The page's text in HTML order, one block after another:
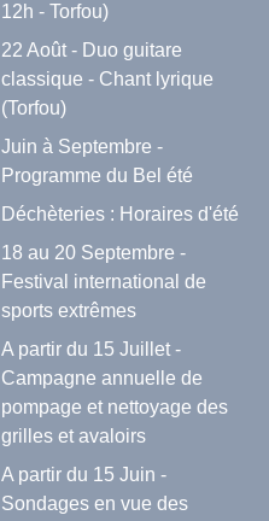
12h - Torfou)
22 Août - Duo guitare
classique - Chant lyrique
(Torfou)
Juin à Septembre -
Programme du Bel été
Déchèteries : Horaires d'été
18 au 20 Septembre -
Festival international de
sports extrêmes
A partir du 15 Juillet -
Campagne annuelle de
pompage et nettoyage des
grilles et avaloirs
A partir du 15 Juin -
Sondages en vue des